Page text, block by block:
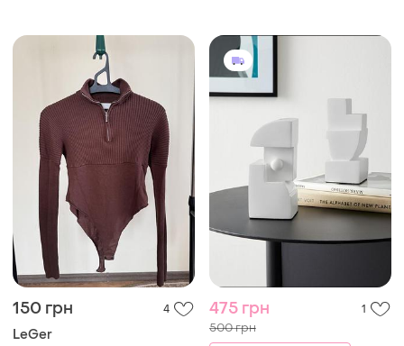
150 грн 4
LeGer
475 грн 1
500 грн